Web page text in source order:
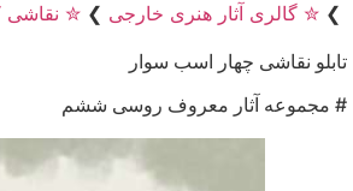
❯ ✮ گالری آثار هنری خارجی ❯ ✮ نقاشی
تابلو نقاشی چهار اسب سوار
# مجموعه آثار معروف روسی ششم